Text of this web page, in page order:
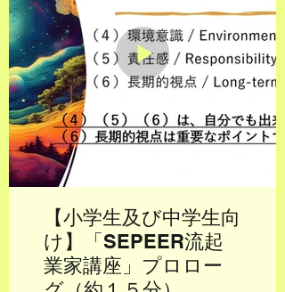
【小学生及び中学生向
け】「SEPEER流起
業家講座」プロロー